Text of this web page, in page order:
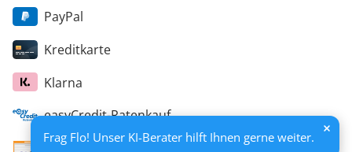
Frag Flo! Unser KI-Berater hilft Ihnen gerne weiter.
PayPal
Kreditkarte
Klarna
easyCredit-Ratenkauf
Vorkasse